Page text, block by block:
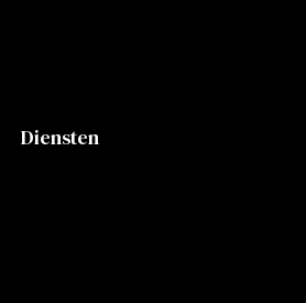
Diensten